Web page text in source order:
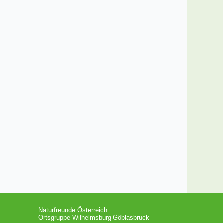
Naturfreunde Österreich
Ortsgruppe Wilhelmsburg-Göblasbruck